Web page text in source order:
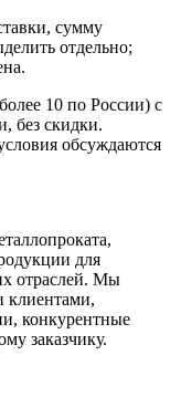
сумму
отдельно;
10 по России) с
без скидки.
обсуждаются
для
отраслей. Мы
клиентами,
конкурентные
заказчику.